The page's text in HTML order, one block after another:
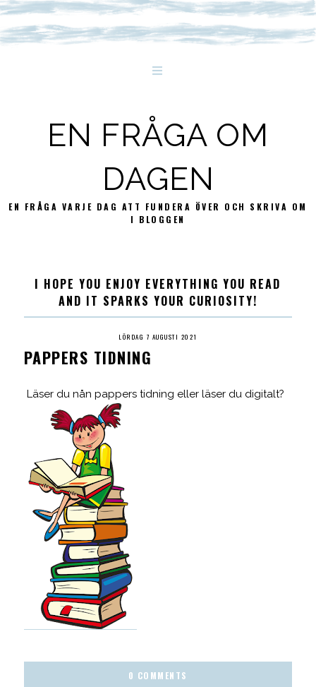
EN FRÅGA OM
DAGEN
EN FRÅGA VARJE DAG ATT FUNDERA ÖVER OCH SKRIVA OM
I BLOGGEN
I HOPE YOU ENJOY EVERYTHING YOU READ
AND IT SPARKS YOUR CURIOSITY!
LÖRDAG 7 AUGUSTI 2021
PAPPERS TIDNING
Läser du nån pappers tidning eller läser du digitalt?
0 COMMENTS